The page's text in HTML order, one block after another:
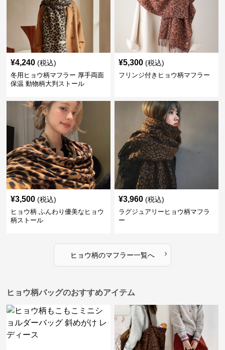
¥4,240 (税込)
冬用ヒョウ柄マフラー 厚手両面
保温 動物柄大判ストール
¥5,300 (税込)
フリンジ付きヒョウ柄マフラー
¥3,500 (税込)
ヒョウ柄 ふんわり優美なヒョウ
柄ストール
¥3,960 (税込)
ラグジュアリーヒョウ柄マフラ
ー
ヒョウ柄のマフラー一覧へ ›
ヒョウ柄バッグのおすすめアイテム